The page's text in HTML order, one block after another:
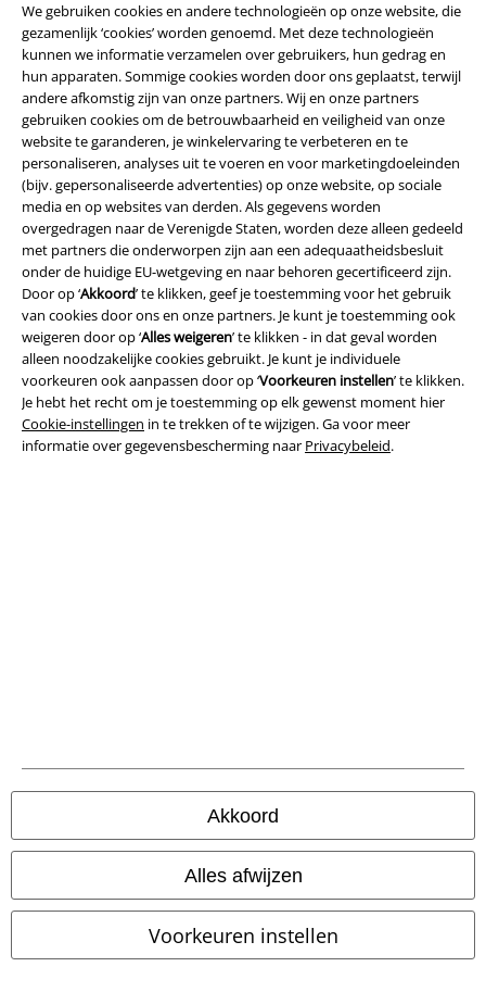
We gebruiken cookies en andere technologieën op onze website, die
gezamenlijk ‘cookies’ worden genoemd. Met deze technologieën
kunnen we informatie verzamelen over gebruikers, hun gedrag en
hun apparaten. Sommige cookies worden door ons geplaatst, terwijl
andere afkomstig zijn van onze partners. Wij en onze partners
gebruiken cookies om de betrouwbaarheid en veiligheid van onze
website te garanderen, je winkelervaring te verbeteren en te
personaliseren, analyses uit te voeren en voor marketingdoeleinden
(bijv. gepersonaliseerde advertenties) op onze website, op sociale
media en op websites van derden. Als gegevens worden
overgedragen naar de Verenigde Staten, worden deze alleen gedeeld
met partners die onderworpen zijn aan een adequaatheidsbesluit
onder de huidige EU-wetgeving en naar behoren gecertificeerd zijn.
Door op ‘Akkoord’ te klikken, geef je toestemming voor het gebruik
van cookies door ons en onze partners. Je kunt je toestemming ook
weigeren door op ‘Alles weigeren’ te klikken - in dat geval worden
alleen noodzakelijke cookies gebruikt. Je kunt je individuele
voorkeuren ook aanpassen door op ‘Voorkeuren instellen’ te klikken.
Je hebt het recht om je toestemming op elk gewenst moment hier
Cookie-instellingen in te trekken of te wijzigen. Ga voor meer
informatie over gegevensbescherming naar Privacybeleid.
Akkoord
Alles afwijzen
Voorkeuren instellen
%
€ 43,99 € 32,99